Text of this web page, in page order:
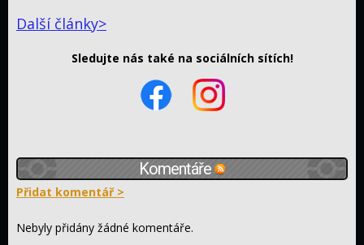
Další články>
Sledujte nás také na sociálních sítích!
Komentáře
Přidat komentář >
Nebyly přidány žádné komentáře.